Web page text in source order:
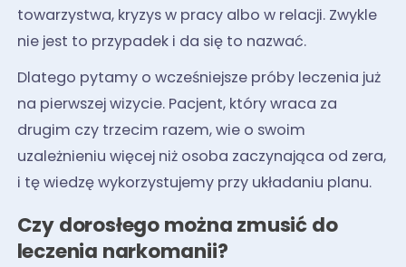
towarzystwa, kryzys w pracy albo w relacji. Zwykle
nie jest to przypadek i da się to nazwać.
Dlatego pytamy o wcześniejsze próby leczenia już
na pierwszej wizycie. Pacjent, który wraca za
drugim czy trzecim razem, wie o swoim
uzależnieniu więcej niż osoba zaczynająca od zera,
i tę wiedzę wykorzystujemy przy układaniu planu.
Czy dorosłego można zmusić do
leczenia narkomanii?